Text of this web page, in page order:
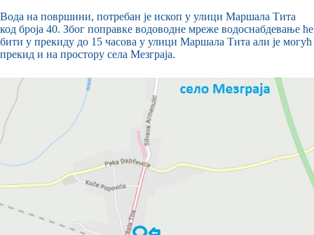
Вода на површини, потребан је ископ у улици Маршала Тита
код броја 40. Због поправке водоводне мреже водоснабдевање ће
бити у прекиду до 15 часова у улици Маршала Тита али је могућ
прекид и на простору села Мезграја.